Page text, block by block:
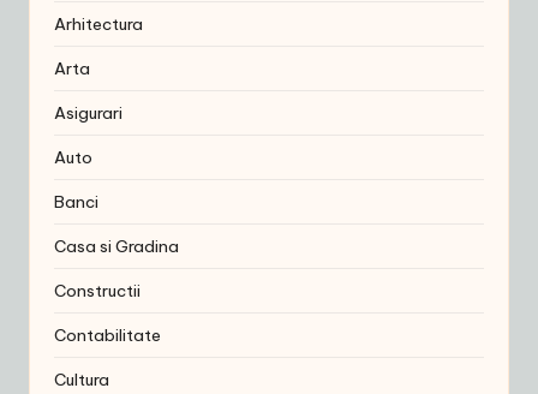
Arhitectura
Arta
Asigurari
Auto
Banci
Casa si Gradina
Constructii
Contabilitate
Cultura